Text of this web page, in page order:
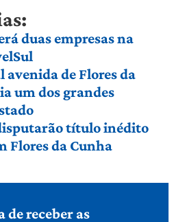
duas empresas na
de Flores da
um dos grandes
título inédito
Flores da Cunha
de receber as